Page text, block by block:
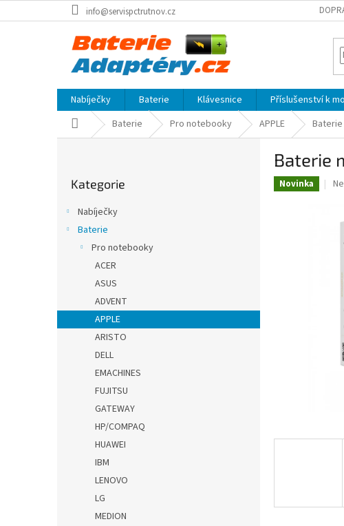
na
info@servispctrutnov.cz
Nabíječky Baterie Klávesnice Příslušenství k
Domů Baterie Pro notebooky APPLE Baterie
n
e
kategorie
Kategorie
Nabíječky
Baterie
Pro notebooky
ACER
ASUS
ADVENT
APPLE
ARISTO
DELL
EMACHINES
FUJITSU
GATEWAY
HP/COMPAQ
HUAWEI
IBM
LENOVO
LG
MEDION
Baterie
Novinka